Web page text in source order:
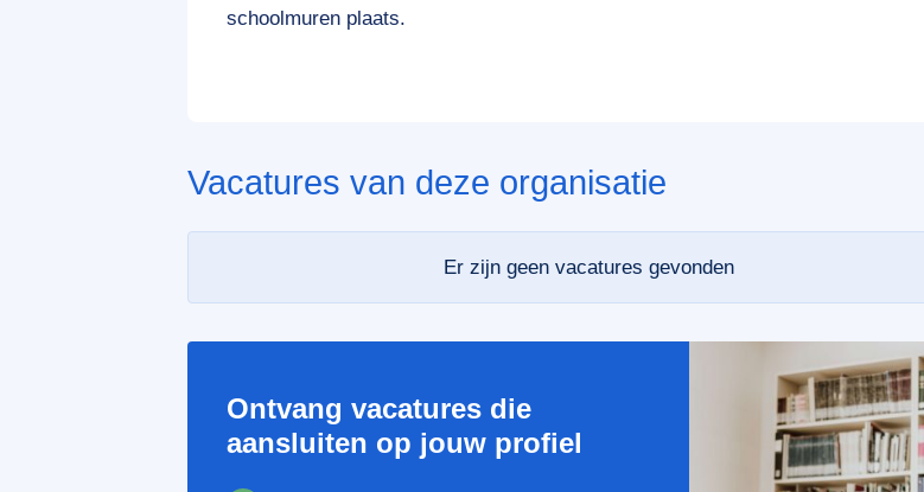
schoolmuren plaats.
Vacatures van deze organisatie
Er zijn geen vacatures gevonden
Ontvang vacatures die
aansluiten op jouw profiel